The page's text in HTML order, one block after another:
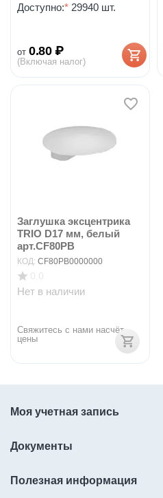
Доступно:* 29940 шт.
от 0.80 ₽
(Включая налог)
Заглушка эксцентрика
TRIO D17 мм, белый
арт.CF80PB
КОД: CF80PB0000000
Нет в наличии
Свяжитесь с нами насчёт
цены
Моя учетная запись
Документы
Полезная информация